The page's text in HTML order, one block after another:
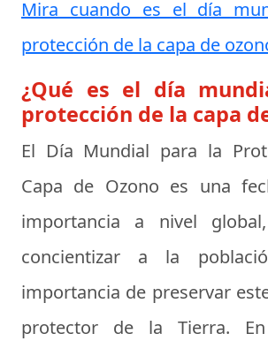
Mira cuando es el día
protección de la capa de
¿Qué es el día
protección de la capa
El Día Mundial para la
Capa de Ozono es una
importancia a nivel
concientizar a la
importancia de preservar
protector de la Tierra.